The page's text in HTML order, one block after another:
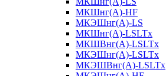
МКШнг(А)-HF
МКЭШнг(А)-LS
МКШнг(А)-LSLTx
МКШВнг(A)-LSLTx
МКЭШнг(А)-LSLTx
МКЭШВнг(A)-LSLTx